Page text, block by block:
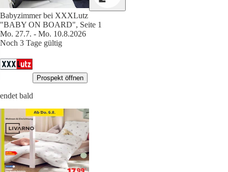
Babyzimmer bei XXXLutz
"BABY ON BOARD", Seite 1
Mo. 27.7. - Mo. 10.8.2026
Noch 3 Tage gültig
Prospekt öffnen
endet bald